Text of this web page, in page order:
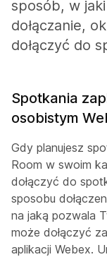
sposób, w
dołączanie,
dołączyć do
Spotkania
osobistym
Gdy planujesz
Room w swoim
dołączyć do
sposobu
na jaką pozwala
może dołączyć
aplikacji Webex.